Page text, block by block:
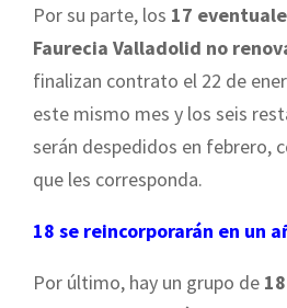
Por su parte, los 17
Faurecia Valladolid no
finalizan contrato el 22 de
este mismo mes y los seis
serán despedidos en febrero,
que les corresponda.
18 se reincorporarán en un
Por último, hay un grupo de